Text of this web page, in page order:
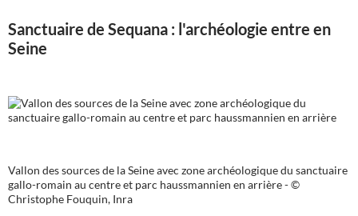
Sanctuaire de Sequana : l'archéologie entre en
Seine
Vallon des sources de la Seine avec zone archéologique du sanctuaire
gallo-romain au centre et parc haussmannien en arrière - ©
Christophe Fouquin, Inra